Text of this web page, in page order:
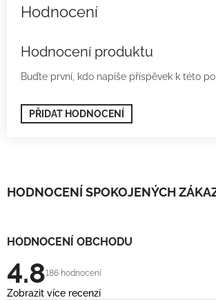
Hodnocení produktu
Buďte první, kdo napíše příspěvek k této
PŘIDAT HODNOCENÍ
HODNOCENÍ SPOKOJENÝCH
HODNOCENÍ OBCHODU
4.8186 hodnocení
Zobrazit více recenzí